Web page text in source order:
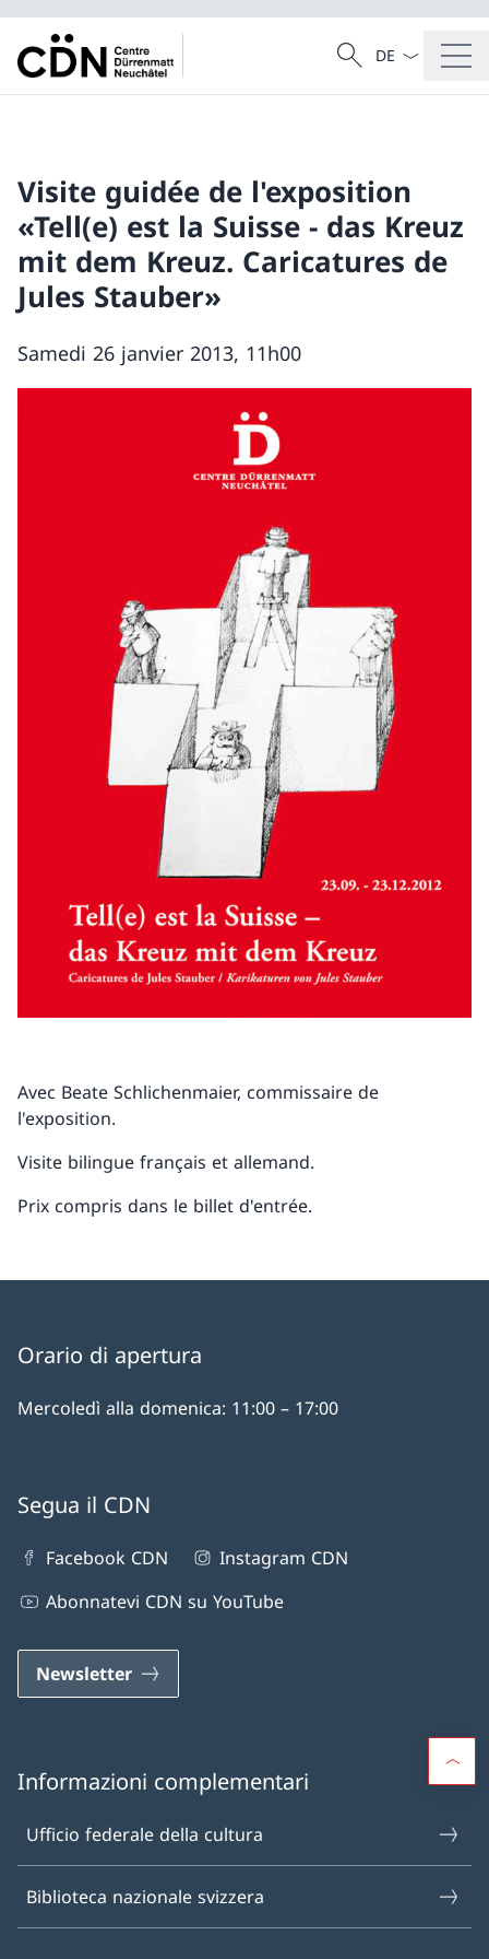
Cercare
Ricerca
Dal menu a
Visite guidée de l'exposition
«Tell(e) est la Suisse - das Kreuz
mit dem Kreuz. Caricatures de
Jules Stauber»
Samedi 26 janvier 2013, 11h00
Avec Beate Schlichenmaier, commissaire de
l'exposition.
Visite bilingue français et allemand.
Prix compris dans le billet d'entrée.
Orario di apertura
Mercoledì alla domenica: 11:00 – 17:00
Segua il CDN
Facebook CDN
Instagram CDN
Abonnatevi CDN su YouTube
Newsletter
Informazioni complementari
Ufficio federale della cultura
Biblioteca nazionale svizzera